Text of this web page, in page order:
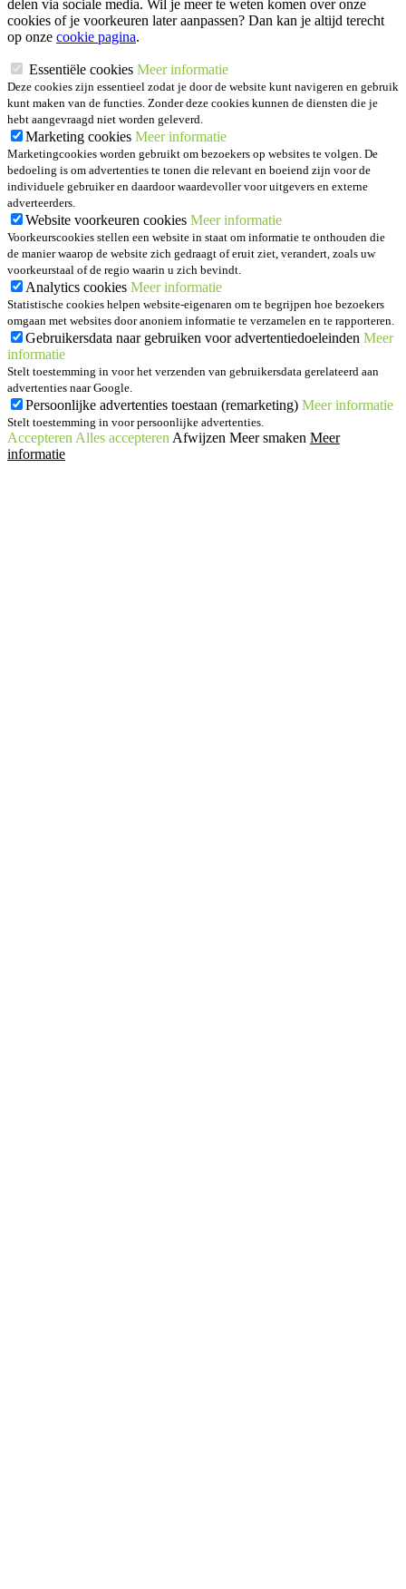
delen via sociale media. Wil je meer te weten komen over onze
cookies of je voorkeuren later aanpassen? Dan kan je altijd terecht
op onze cookie pagina.
Essentiële cookies Meer informatie
Deze cookies zijn essentieel zodat je door de website kunt navigeren en gebruik
kunt maken van de functies. Zonder deze cookies kunnen de diensten die je
hebt aangevraagd niet worden geleverd.
Marketing cookies Meer informatie
Marketingcookies worden gebruikt om bezoekers op websites te volgen. De
bedoeling is om advertenties te tonen die relevant en boeiend zijn voor de
individuele gebruiker en daardoor waardevoller voor uitgevers en externe
adverteerders.
Website voorkeuren cookies Meer informatie
Voorkeurscookies stellen een website in staat om informatie te onthouden die
de manier waarop de website zich gedraagt of eruit ziet, verandert, zoals uw
voorkeurstaal of de regio waarin u zich bevindt.
Analytics cookies Meer informatie
Statistische cookies helpen website-eigenaren om te begrijpen hoe bezoekers
omgaan met websites door anoniem informatie te verzamelen en te rapporteren.
Gebruikersdata naar gebruiken voor advertentiedoeleinden Meer
informatie
Stelt toestemming in voor het verzenden van gebruikersdata gerelateerd aan
advertenties naar Google.
Persoonlijke advertenties toestaan (remarketing) Meer informatie
Stelt toestemming in voor persoonlijke advertenties.
Accepteren Alles accepteren Afwijzen Meer smaken Meer
informatie